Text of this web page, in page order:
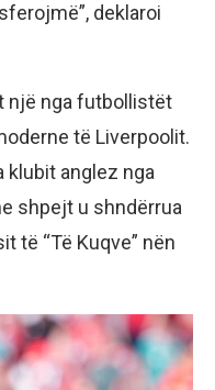
deklaroi
një nga futbollistët
të Liverpoolit.
klubit anglez nga
shpejt u shndërrua
të “Të Kuqve” nën